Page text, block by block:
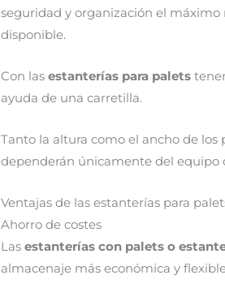
seguridad y organización el
disponible.
Con lasestanterías para palets
ayuda de una carretilla.
Tanto la altura como el ancho de los
dependerán únicamente del
Ventajas de las estanterías para
Ahorro de costes
Lasestanterías con palets o
almacenaje más económica y